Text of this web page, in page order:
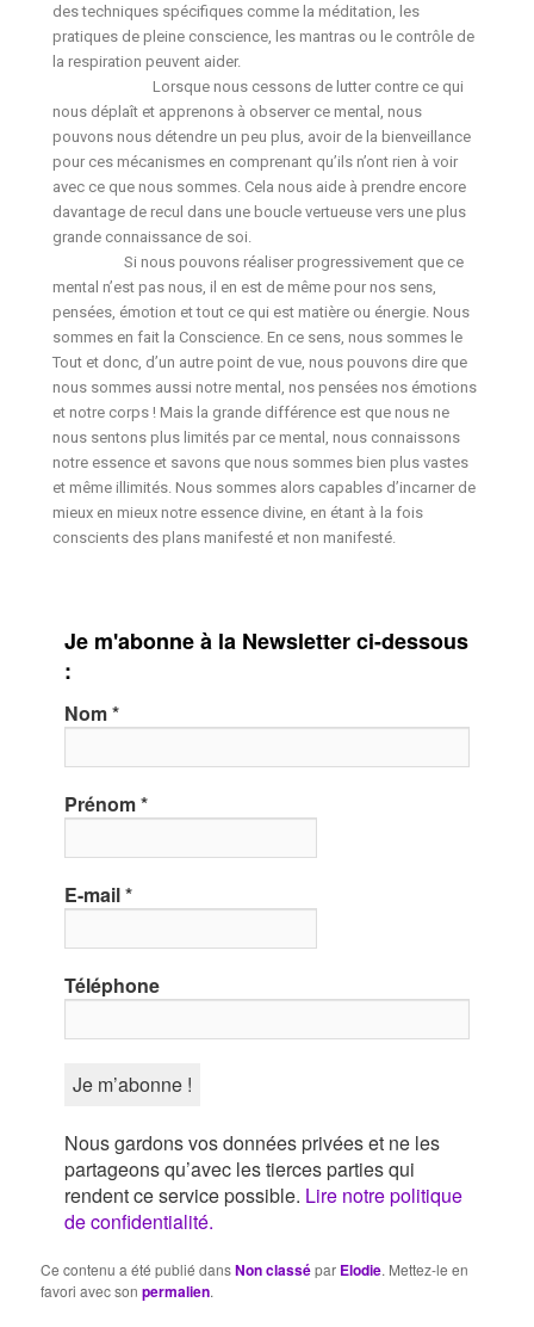
des techniques spécifiques comme la méditation, les
pratiques de pleine conscience, les mantras ou le contrôle de
la respiration peuvent aider.
Lorsque nous cessons de lutter contre ce qui
nous déplaît et apprenons à observer ce mental, nous
pouvons nous détendre un peu plus, avoir de la bienveillance
pour ces mécanismes en comprenant qu’ils n’ont rien à voir
avec ce que nous sommes. Cela nous aide à prendre encore
davantage de recul dans une boucle vertueuse vers une plus
grande connaissance de soi.
Si nous pouvons réaliser progressivement que ce
mental n’est pas nous, il en est de même pour nos sens,
pensées, émotion et tout ce qui est matière ou énergie. Nous
sommes en fait la Conscience. En ce sens, nous sommes le
Tout et donc, d’un autre point de vue, nous pouvons dire que
nous sommes aussi notre mental, nos pensées nos émotions
et notre corps ! Mais la grande différence est que nous ne
nous sentons plus limités par ce mental, nous connaissons
notre essence et savons que nous sommes bien plus vastes
et même illimités. Nous sommes alors capables d’incarner de
mieux en mieux notre essence divine, en étant à la fois
conscients des plans manifesté et non manifesté.
Je m'abonne à la Newsletter ci-dessous
:
Nom*
Prénom*
E-mail*
Téléphone
Nous gardons vos données privées et ne les
partageons qu’avec les tierces parties qui
rendent ce service possible. Lire notre politique
de confidentialité.
Ce contenu a été publié dansNon classépar Elodie. Mettez-le en
favori avec sonpermalien.